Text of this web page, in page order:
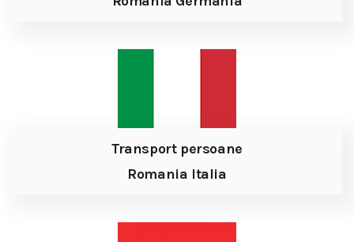
Transport persoane
Romania Italia